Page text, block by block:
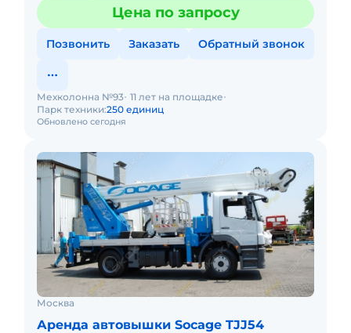
Цена по запросу
Позвонить Заказать Обратный звонок
Обновлено сегодня
Мехколонна №93 11 лет на площадке
Парк техники:250 единиц
Москва
Аренда автовышки Socage TJJ54